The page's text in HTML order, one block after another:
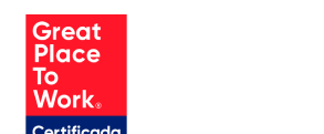
Ética